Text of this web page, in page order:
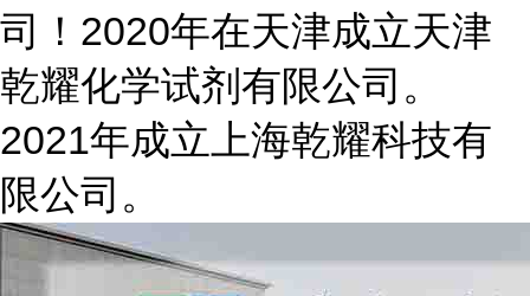
司！2020年在天津成立天津
乾耀化学试剂有限公司。
2021年成立上海乾耀科技有
限公司。